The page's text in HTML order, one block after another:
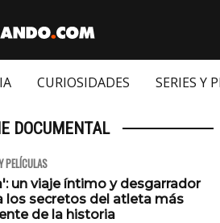
CURIOSIDADES SERIES Y
DOCUMENTAL
PELÍCULAS
un viaje íntimo y desgarrador
los secretos del atleta más
de la historia